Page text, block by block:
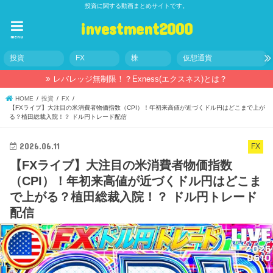
投資に関する動画まとめサイトです。
investment2000
menu
投資 FX 株 仮想通貨
レバレッジ無制限！？Exness(エクスネス)とは？
HOME 投資
FX
【FXライブ】大注目の米消費者物価指数（CPI）！年初来高値が近づくドル円はどこまで上が
る？植田総裁入院！？ ドル円トレード配信
FX
2026.06.11
【FXライブ】大注目の米消費者物価指数
（CPI）！年初来高値が近づくドル円はどこま
で上がる？植田総裁入院！？ ドル円トレード
配信